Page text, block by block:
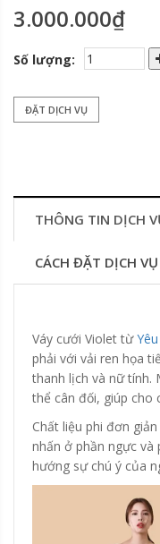
3.000.000₫
Số lượng:
ĐẶT DỊCH VỤ
THÔNG TIN DỊCH
CÁCH ĐẶT DỊCH
Váy cưới Violet từ
phải với vải ren họa
thanh lịch và nữ tính.
thể cân đối, giúp cho
Chất liệu phi đơn
nhấn ở phần ngực và
hướng sự chú ý của